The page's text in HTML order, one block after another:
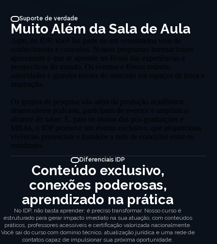
Suporte de verdade
Muito Além da Sala de Aula
Aqui, no IDP, você faz parte de um ecossistema vivo de
conhecimento e conexões. Nossos programas internacionais
aproximam o que se aprende no Brasil das experiências e
perspectivas do mundo. Os eventos e fóruns reúnem
autoridades e grandes nomes do mercado em espaços de troca e
inspiração.
Os grupos de pesquisa vão além da produção acadêmica:
desenvolvem podcasts, participam de eventos e ampliam o
alcance do saber. E, para os alunos das pós-graduações e
MBAs, o IDP promove um evento exclusivo, que proporciona
vivências presenciais e fortalece a rede de conexões entre os
estudantes.
Diferenciais IDP
Conteúdo exclusivo,
conexões poderosas,
aprendizado na prática
No IDP, não basta aprender: é preciso transformar. Nosso curso é
estruturado para gerar impacto imediato na sua atuação, com conteúdos
práticos, professores acessíveis e certificação valorizada nacionalmente.
Você sai do curso com domínio técnico, atualização jurídica e uma rede de
contatos capaz de impulsionar sua próxima oportunidade.